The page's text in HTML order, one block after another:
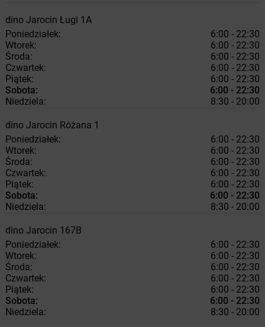
dino Jarocin Ługi 1A
Poniedziałek:
6:00 - 22:30
Wtorek:
6:00 - 22:30
Środa:
6:00 - 22:30
Czwartek:
6:00 - 22:30
Piątek:
6:00 - 22:30
Sobota:
6:00 - 22:30
Niedziela:
8:30 - 20:00
dino Jarocin Różana 1
Poniedziałek:
6:00 - 22:30
Wtorek:
6:00 - 22:30
Środa:
6:00 - 22:30
Czwartek:
6:00 - 22:30
Piątek:
6:00 - 22:30
Sobota:
6:00 - 22:30
Niedziela:
8:30 - 20:00
dino Jarocin 167B
Poniedziałek:
6:00 - 22:30
Wtorek:
6:00 - 22:30
Środa:
6:00 - 22:30
Czwartek:
6:00 - 22:30
Piątek:
6:00 - 22:30
Sobota:
6:00 - 22:30
Niedziela:
8:30 - 20:00